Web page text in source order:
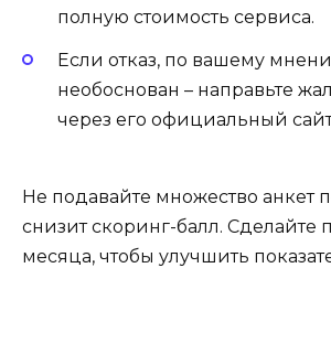
полную стоимость сервиса.
Если отказ, по вашему
необоснован – направьте
через его официальный
Не подавайте множество анкет
снизит скоринг-балл. Сделайте
месяца, чтобы улучшить